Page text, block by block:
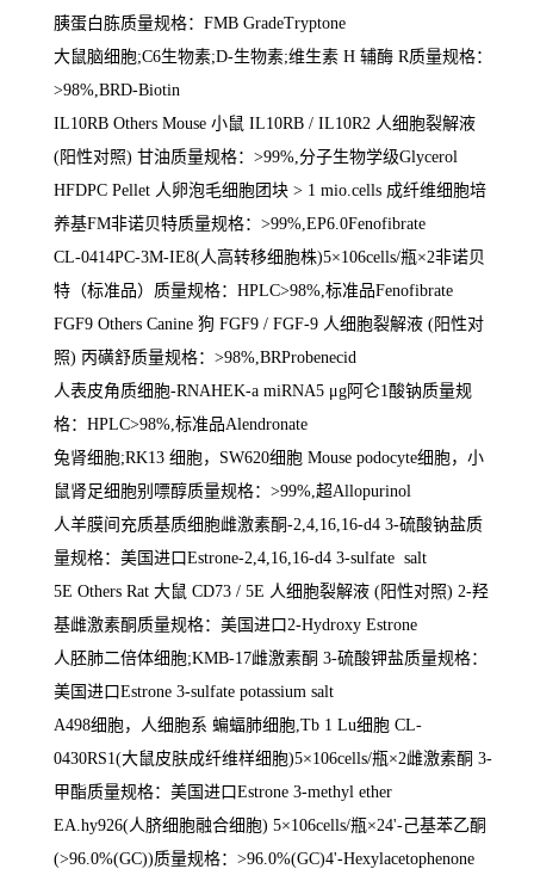
胰蛋白胨质量规格： FMB GradeTryptone
大鼠脑细胞;C6生物素;D-生物素;维生素 H 辅酶 R质量规格：
>98%,BRD-Biotin
IL10RB Others Mouse 小鼠 IL10RB / IL10R2 人细胞裂解液
(阳性对照) 甘油质量规格： >99%, 分子生物学级Glycerol
HFDPC Pellet 人卵泡毛细胞团块 > 1 mio.cells 成纤维细胞培
养基FM非诺贝特质量规格： >99%,EP6.0Fenofibrate
CL-0414PC-3M-IE8(人高转移细胞株)5×106cells/瓶×2非诺贝
特（标准品）质量规格： HPLC>98%, 标准品Fenofibrate
FGF9 Others Canine 狗 FGF9 / FGF-9 人细胞裂解液 (阳性对
照) 丙磺舒质量规格： >98%,BRProbenecid
人表皮角质细胞-RNAHEK-a miRNA5 μg阿仑1 酸钠质量规
格： HPLC>98%, 标准品Alendronate
兔肾细胞;RK13 细胞， SW620细胞 Mouse podocyte细胞，小
鼠肾足细胞别嘌醇质量规格： >99%, 超Allopurinol
人羊膜间充质基质细胞雌激素酮-2,4,16,16-d4 3-硫酸钠盐质
量规格：美国进口Estrone-2,4,16,16-d4 3-sulfate salt
5E Others Rat 大鼠 CD73 / 5E 人细胞裂解液 (阳性对照) 2-羟
基雌激素酮质量规格：美国进口 2-Hydroxy Estrone
人胚肺二倍体细胞;KMB-17雌激素酮 3-硫酸钾盐质量规格：
美国进口Estrone 3-sulfate potassium salt
A498细胞，人细胞系 蝙蝠肺细胞 ,Tb 1 Lu细胞 CL-
0430RS1(大鼠皮肤成纤维样细胞)5×106cells/瓶×2雌激素酮 3-
甲酯质量规格：美国进口Estrone 3-methyl ether
EA.hy926(人脐细胞融合细胞) 5×106cells/瓶×24'-己基苯乙酮
(>96.0%(GC))质量规格： >96.0%(GC)4'-Hexylacetophenone